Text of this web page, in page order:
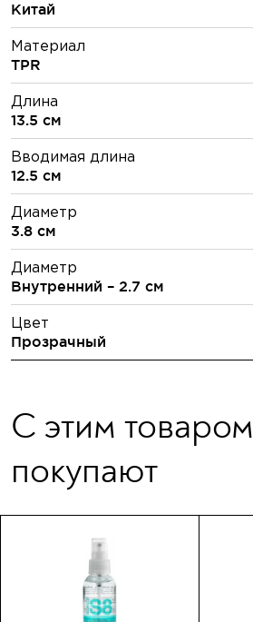
Китай
Материал
TPR
Длина
13.5 см
Вводимая длина
12.5 см
Диаметр
3.8 см
Диаметр
Внутренний – 2.7 см
Цвет
Прозрачный
С этим товаром
покупают